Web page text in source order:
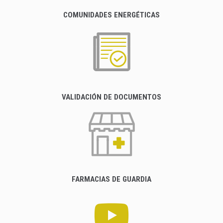
COMUNIDADES ENERGÉTICAS
VALIDACIÓN DE DOCUMENTOS
FARMACIAS DE GUARDIA